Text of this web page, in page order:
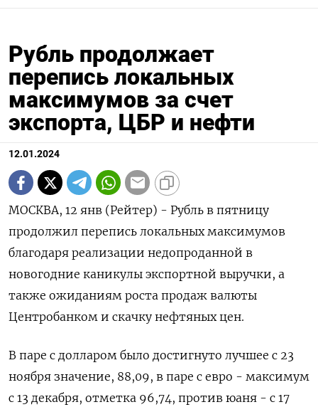
Рубль продолжает
перепись локальных
максимумов за счет
экспорта, ЦБР и нефти
12.01.2024
МОСКВА, 12 янв (Рейтер) - Рубль в пятницу
продолжил перепись локальных максимумов
благодаря реализации недопроданной в
новогодние каникулы экспортной выручки, а
также ожиданиям роста продаж валюты
Центробанком и скачку нефтяных цен.
В паре с долларом было достигнуто лучшее с 23
ноября значение, 88,09, в паре с евро - максимум
с 13 декабря, отметка 96,74, против юаня - с 17